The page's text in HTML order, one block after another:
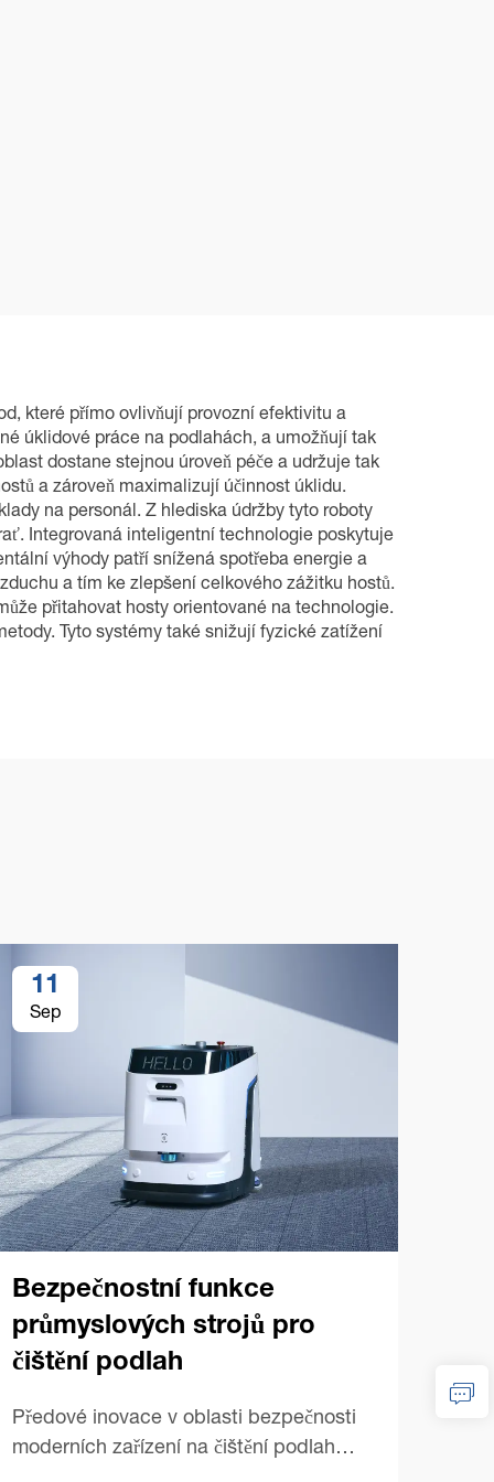
které přímo ovlivňují provozní efektivitu a
úklidové práce na podlahách, a umožňují tak
dostane stejnou úroveň péče a udržuje tak
a zároveň maximalizují účinnost úklidu.
na personál. Z hlediska údržby tyto roboty
Integrovaná inteligentní technologie poskytuje
výhody patří snížená spotřeba energie a
a tím ke zlepšení celkového zážitku hostů.
přitahovat hosty orientované na technologie.
Tyto systémy také snižují fyzické zatížení
11
Sep
Bezpečnostní funkce
průmyslových strojů pro
čištění podlah
Předové inovace v oblasti bezpečnosti
moderních zařízení na čištění podlah